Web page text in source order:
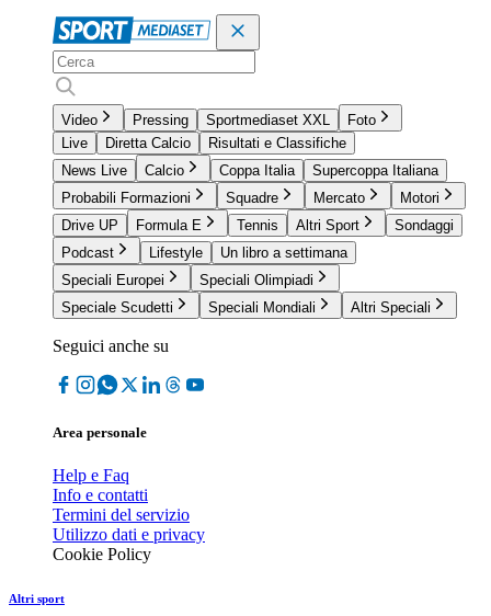
Video Pressing Sportmediaset XXL
Foto
Live
Diretta Calcio
Risultati e Classifiche
News Live
Calcio Coppa Italia
Supercoppa Italiana
Probabili Formazioni
Squadre Mercato
Motori
Drive UP
Formula E Tennis Altri Sport
Sondaggi
Podcast
Lifestyle
Un libro a settimana
Speciali Europei
Speciali Olimpiadi
Speciale Scudetti
Speciali Mondiali Altri Speciali
Seguici anche su
Area personale
Help e Faq
Info e contatti
Termini del servizio
Utilizzo dati e privacy
Cookie Policy
Altri sport